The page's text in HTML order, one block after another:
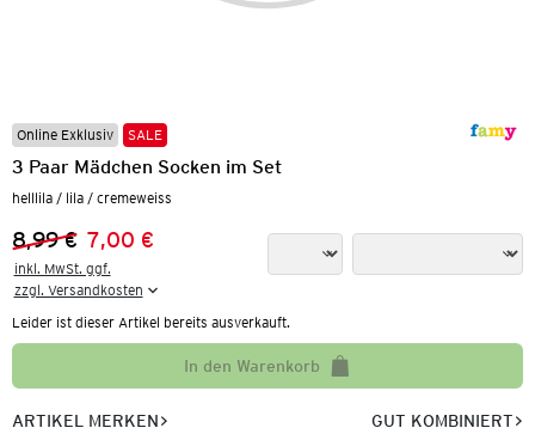
Online Exklusiv SALE
3 Paar Mädchen Socken im Set
helllila / lila / cremeweiss
Vorheriger Preis:
8,99 €
Neuer Preis:
7,00 €
inkl. MwSt. ggf.
zzgl. Versandkosten
Leider ist dieser Artikel bereits ausverkauft.
In den Warenkorb
ARTIKEL MERKEN GUT KOMBINIERT